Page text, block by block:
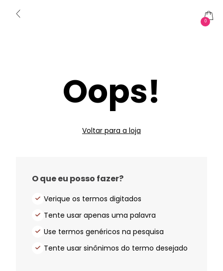
0
Oops!
Voltar para a loja
O que eu posso fazer?
Verique os termos digitados
Tente usar apenas uma palavra
Use termos genéricos na pesquisa
Tente usar sinônimos do termo desejado